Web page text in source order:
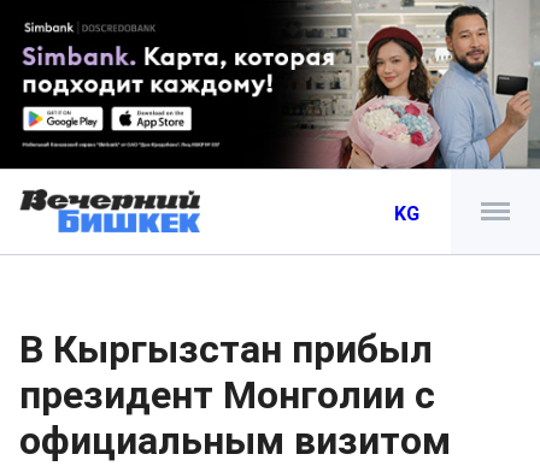
KG
В Кыргызстан прибыл
президент Монголии с
официальным визитом